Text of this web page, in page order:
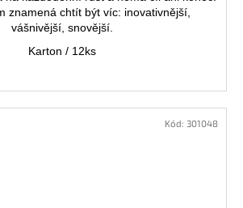
znamená chtít být víc: inovativnější,
vášnivější, snovější.
Karton / 12ks
Kód: 301048